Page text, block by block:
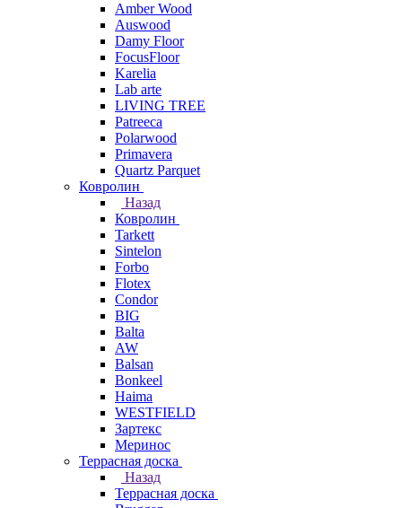
Amber Wood
Auswood
Damy Floor
FocusFloor
Karelia
Lab arte
LIVING TREE
Patreeca
Polarwood
Primavera
Quartz Parquet
Ковролин
Назад
Ковролин
Tarkett
Sintelon
Forbo
Flotex
Condor
BIG
Balta
AW
Balsan
Bonkeel
Haima
WESTFIELD
Зартекс
Меринос
Террасная доска
Назад
Террасная доска